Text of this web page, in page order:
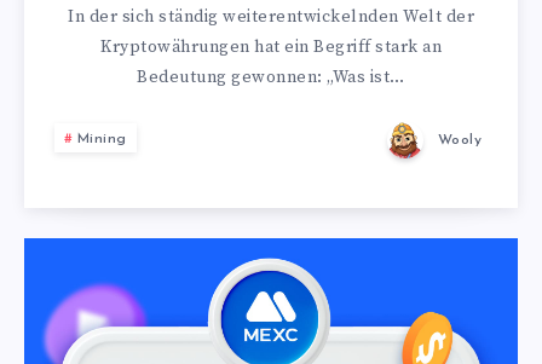
In der sich ständig weiterentwickelnden Welt der
Kryptowährungen hat ein Begriff stark an
Bedeutung gewonnen: „Was ist…
Mining Wooly